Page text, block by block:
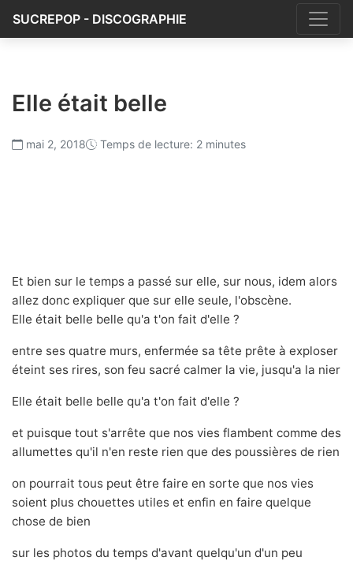
SUCREPOP - DISCOGRAPHIE
Elle était belle
mai 2, 2018 Temps de lecture: 2 minutes
Et bien sur le temps a passé sur elle, sur nous, idem alors
allez donc expliquer que sur elle seule, l'obscène.
Elle était belle belle qu'a t'on fait d'elle ?
entre ses quatre murs, enfermée sa tête prête à exploser
éteint ses rires, son feu sacré calmer la vie, jusqu'a la nier
Elle était belle belle qu'a t'on fait d'elle ?
et puisque tout s'arrête que nos vies flambent comme des
allumettes qu'il n'en reste rien que des poussières de rien
on pourrait tous peut être faire en sorte que nos vies
soient plus chouettes utiles et enfin en faire quelque
chose de bien
sur les photos du temps d'avant quelqu'un d'un peu